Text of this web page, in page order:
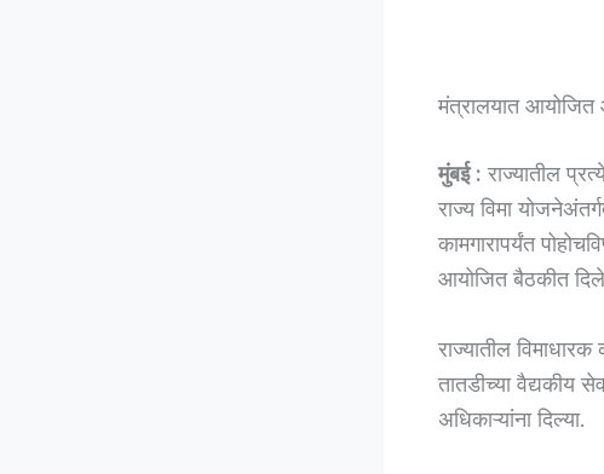
मंत्रालयात आयोजित
मुंबई : राज्यातील
राज्य विमा
कामगारापर्यंत
आयोजित बैठकीत
राज्यातील
तातडीच्या वैद्यकीय
अधिकाऱ्यांना दिल्या.